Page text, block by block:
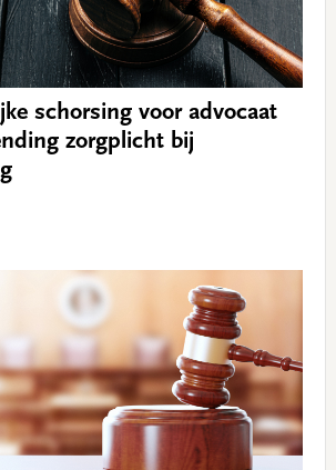
schorsing voor advocaat
zorgplicht bij